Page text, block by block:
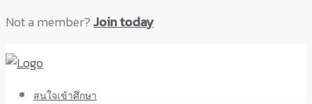
Not a member?Join today
สนใจเข้าศึกษา